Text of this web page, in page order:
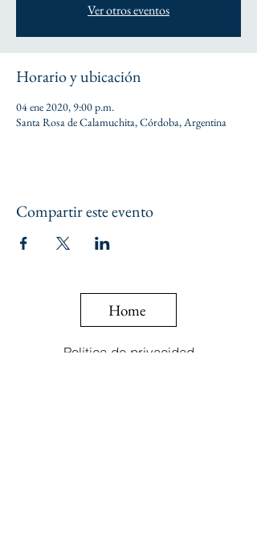
Ver otros eventos
Horario y ubicación
04 ene 2020, 9:00 p.m.
Santa Rosa de Calamuchita, Córdoba, Argentina
Compartir este evento
Home
Politica de privacidad